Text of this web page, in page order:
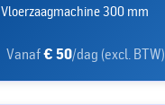
Vloerzaagmachine 300 mm
Vanaf€ 50/dag (excl. BTW)